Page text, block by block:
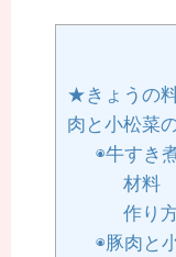
★きょうの
肉と小松菜
◉牛す
材料
作り
◉豚肉と